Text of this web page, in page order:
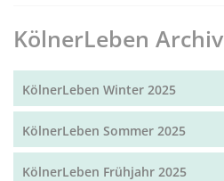
KölnerLeben Archiv
KölnerLeben Winter 2025
KölnerLeben Sommer 2025
KölnerLeben Frühjahr 2025